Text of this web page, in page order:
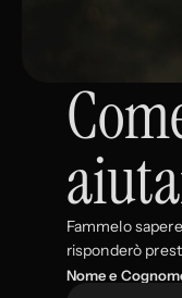
Fammelo
risponderò
Nome e